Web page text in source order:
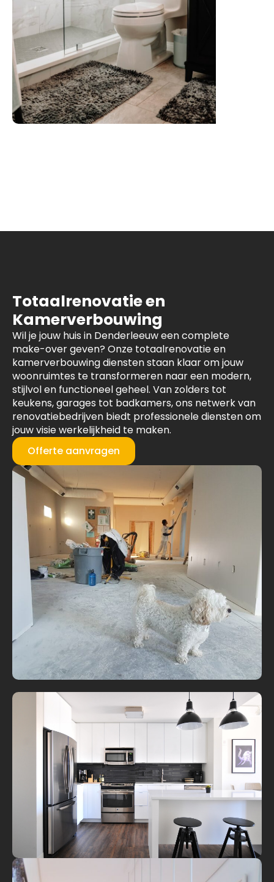
Totaalrenovatie en
Kamerverbouwing
Wil je jouw huis in Denderleeuw een complete
make-over geven? Onze totaalrenovatie en
kamerverbouwing diensten staan klaar om jouw
woonruimtes te transformeren naar een modern,
stijlvol en functioneel geheel. Van zolders tot
keukens, garages tot badkamers, ons netwerk van
renovatiebedrijven biedt professionele diensten om
jouw visie werkelijkheid te maken.
Offerte aanvragen